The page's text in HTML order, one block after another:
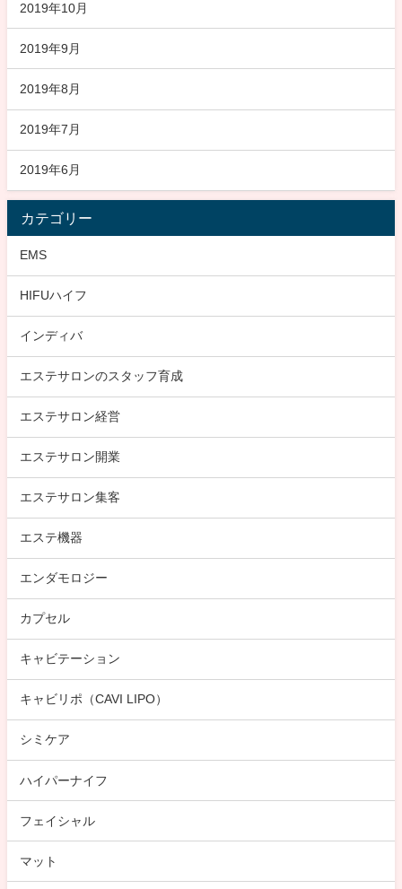
2019年10月
2019年9月
2019年8月
2019年7月
2019年6月
カテゴリー
EMS
HIFUハイフ
インディバ
エステサロンのスタッフ育成
エステサロン経営
エステサロン開業
エステサロン集客
エステ機器
エンダモロジー
カプセル
キャビテーション
キャビリポ（CAVI LIPO）
シミケア
ハイパーナイフ
フェイシャル
マット